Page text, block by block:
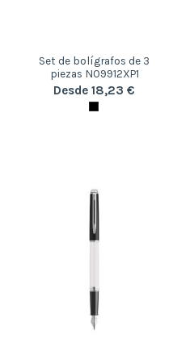
Set de bolígrafos de 3
piezas N09912XP1
Desde 18,23 €